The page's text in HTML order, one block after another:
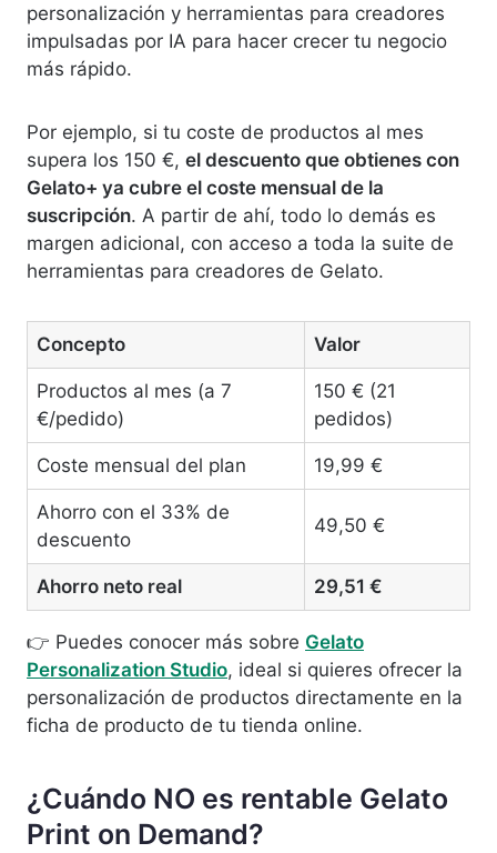
personalización y herramientas para creadores
impulsadas por IA para hacer crecer tu negocio
más rápido.
Por ejemplo, si tu coste de productos al mes
supera los 150 €, el descuento que obtienes con
Gelato+ ya cubre el coste mensual de la
suscripción. A partir de ahí, todo lo demás es
margen adicional, con acceso a toda la suite de
herramientas para creadores de Gelato.
Concepto Valor
Productos al mes (a 7
€/pedido)
150 € (21
pedidos)
Coste mensual del plan 19,99 €
Ahorro con el 33% de
descuento
49,50 €
Ahorro neto real 29,51 €
👉 Puedes conocer más sobre Gelato
Personalization Studio, ideal si quieres ofrecer la
personalización de productos directamente en la
ficha de producto de tu tienda online.
¿Cuándo NO es rentable Gelato
Print on Demand?